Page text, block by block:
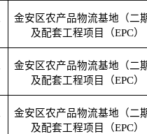
金安区农产品物流基地（二
及配套工程项目（EPC）
金安区农产品物流基地（二
及配套工程项目（EPC）
金安区农产品物流基地（二
及配套工程项目（EPC）